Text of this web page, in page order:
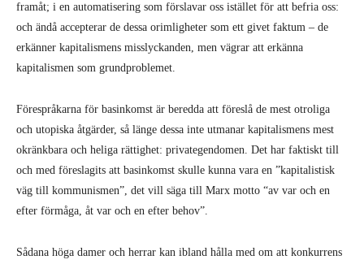
framåt; i en automatisering som förslavar oss istället för att befria oss:
och ändå accepterar de dessa orimligheter som ett givet faktum – de
erkänner kapitalismens misslyckanden, men vägrar att erkänna
kapitalismen som grundproblemet.
Förespråkarna för basinkomst är beredda att föreslå de mest otroliga
och utopiska åtgärder, så länge dessa inte utmanar kapitalismens mest
okränkbara och heliga rättighet: privategendomen. Det har faktiskt till
och med föreslagits att basinkomst skulle kunna vara en ”kapitalistisk
väg till kommunismen”, det vill säga till Marx motto “av var och en
efter förmåga, åt var och en efter behov”.
Sådana höga damer och herrar kan ibland hålla med om att konkurrens